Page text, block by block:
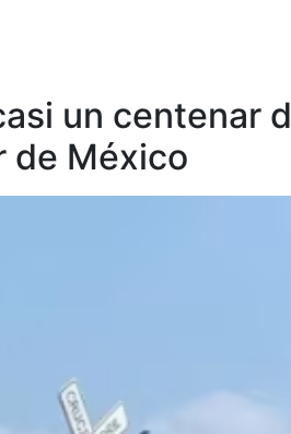
un centenar
de México